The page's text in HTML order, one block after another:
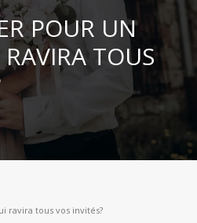
POUR UN
TOUS
ravira tous vos invités?